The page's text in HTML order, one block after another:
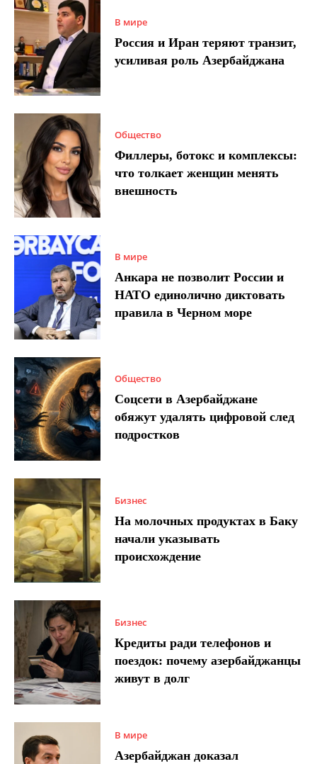
В мире
Россия и Иран теряют транзит,
усиливая роль Азербайджана
Общество
Филлеры, ботокс и комплексы:
что толкает женщин менять
внешность
В мире
Анкара не позволит России и
НАТО единолично диктовать
правила в Черном море
Общество
Соцсети в Азербайджане
обяжут удалять цифровой след
подростков
Бизнес
На молочных продуктах в Баку
начали указывать
происхождение
Бизнес
Кредиты ради телефонов и
поездок: почему азербайджанцы
живут в долг
В мире
Азербайджан доказал